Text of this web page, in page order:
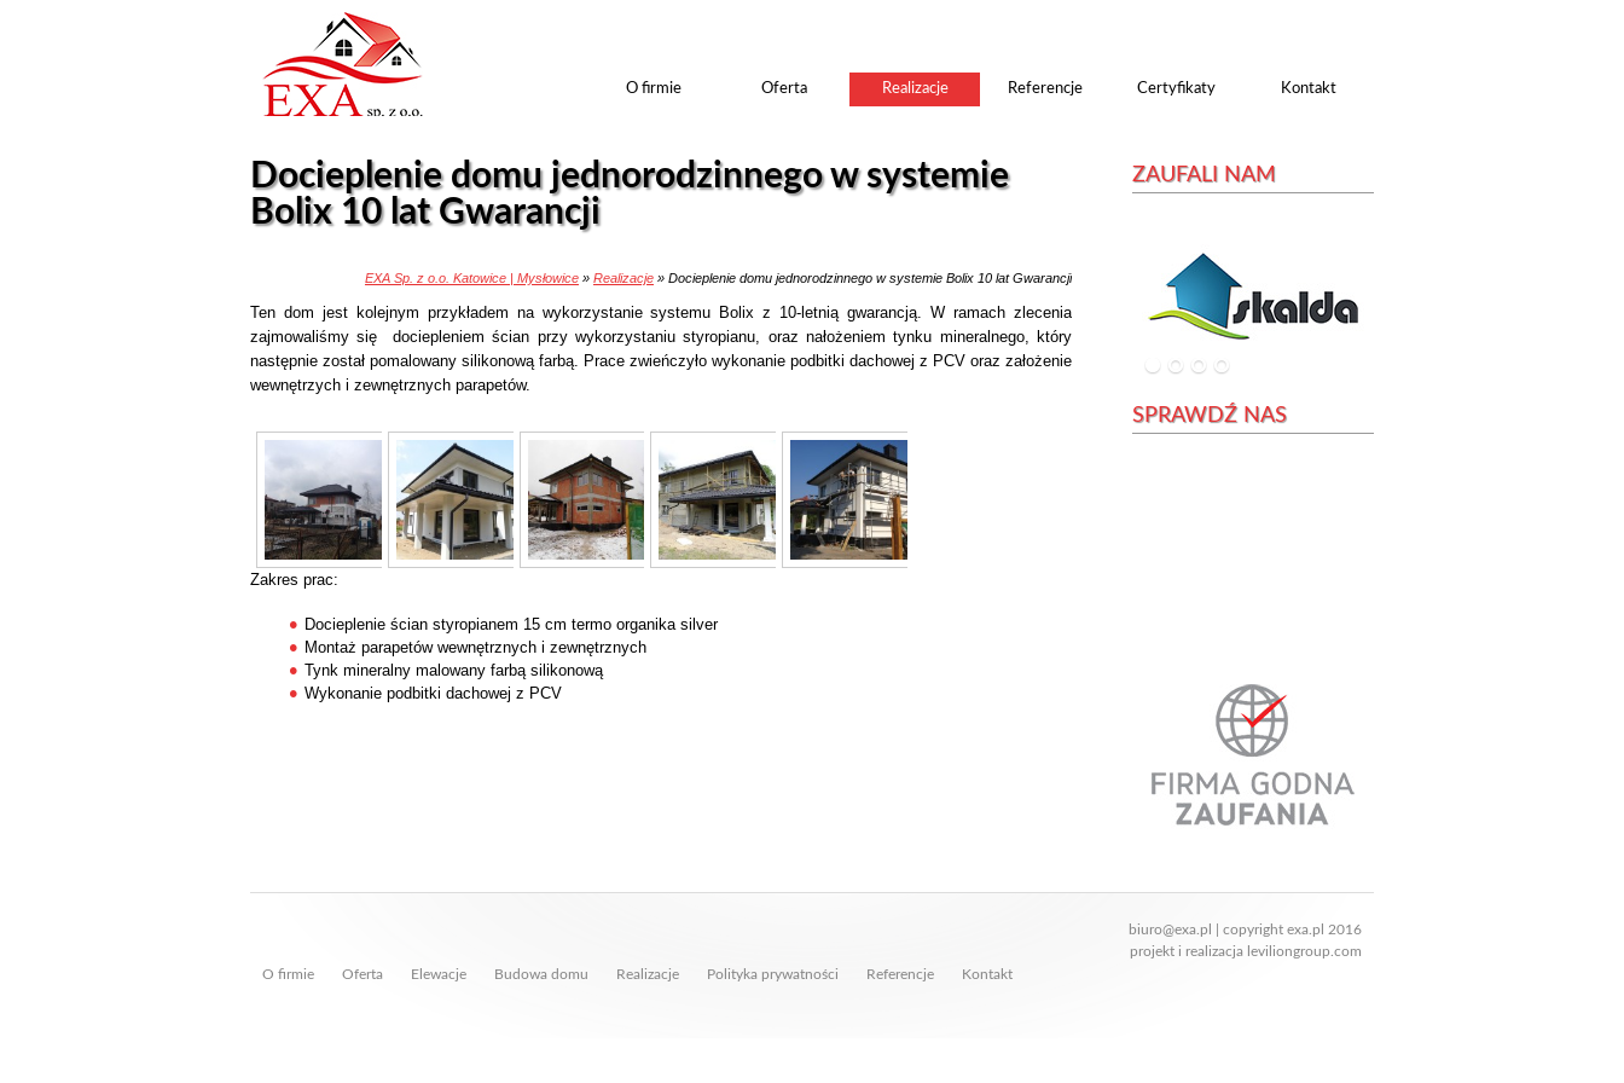
O firmie Oferta Realizacje Referencje Certyfikaty Kontakt
Docieplenie domu jednorodzinnego w systemie
Bolix 10 lat Gwarancji
EXA Sp. z o.o. Katowice | Mysłowice» Realizacje» Docieplenie domu jednorodzinnego w systemie Bolix 10 lat Gwarancji
Ten dom jest kolejnym przykładem na wykorzystanie systemu Bolix z 10-letnią gwarancją. W ramach zlecenia
zajmowaliśmy się dociepleniem ścian przy wykorzystaniu styropianu, oraz nałożeniem tynku mineralnego, który
następnie został pomalowany silikonową farbą. Prace zwieńczyło wykonanie podbitki dachowej z PCV oraz założenie
wewnętrzych i zewnętrznych parapetów.
Zakres prac:
Docieplenie ścian styropianem 15 cm termo organika silver
Montaż parapetów wewnętrznych i zewnętrznych
Tynk mineralny malowany farbą silikonową
Wykonanie podbitki dachowej z PCV
ZAUFALI NAM
SPRAWDŹ NAS
biuro@exa.pl
| copyright exa.pl 2016
projekt i realizacja leviliongroup.com
O firmie
Oferta Elewacje Budowa domu Realizacje Polityka prywatności Referencje Kontakt